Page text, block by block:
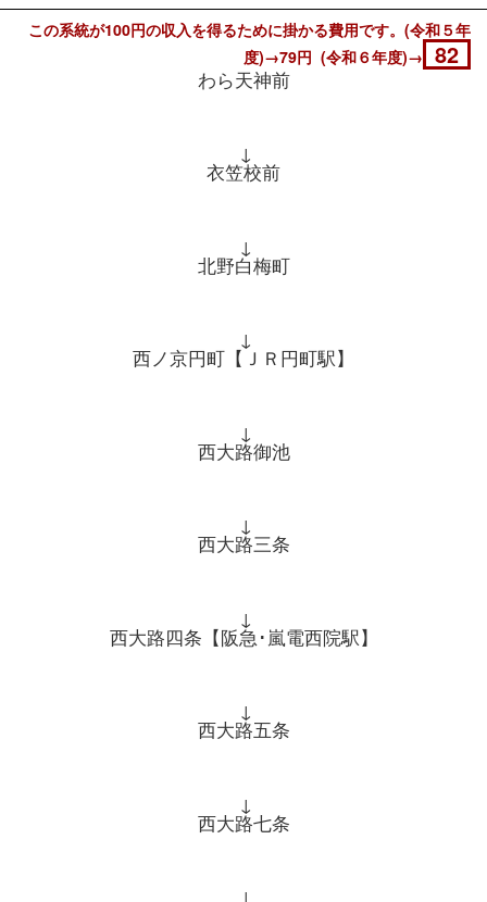
この系統が100円の収入を得るために掛かる費用です。(令和５年
度)→79円 (令和６年度)→ 82
わら天神前
↓
衣笠校前
↓
北野白梅町
↓
西ノ京円町【ＪＲ円町駅】
↓
西大路御池
↓
西大路三条
↓
西大路四条【阪急･嵐電西院駅】
↓
西大路五条
↓
西大路七条
↓